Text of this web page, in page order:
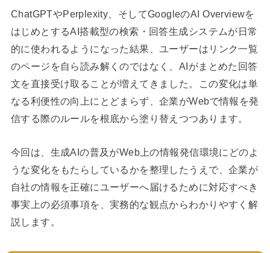
ChatGPTやPerplexity、そしてGoogleのAI Overviewを
はじめとするAI搭載型の検索・回答生成システムが日常
的に使われるようになった結果、ユーザーはリンク一覧
のページを自ら読み解くのではなく、AIがまとめた回答
文を直接受け取ることが増えてきました。この変化は単
なる利便性の向上にとどまらず、企業がWebで情報を発
信する際のルールを根底から塗り替えつつあります。
今回は、生成AIの普及がWeb上の情報発信環境にどのよ
うな変化をもたらしているかを整理したうえで、企業が
自社の情報を正確にユーザーへ届けるために対応すべき
事実上の必須事項を、実務的な観点からわかりやすく解
説します。